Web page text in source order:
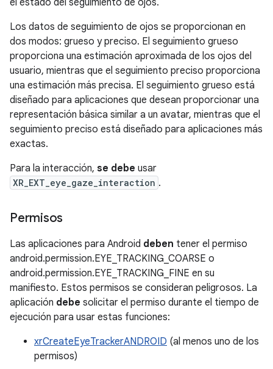
el estado del seguimiento de ojos.
Los datos de seguimiento de ojos se proporcionan en
dos modos: grueso y preciso. El seguimiento grueso
proporciona una estimación aproximada de los ojos del
usuario, mientras que el seguimiento preciso proporciona
una estimación más precisa. El seguimiento grueso está
diseñado para aplicaciones que desean proporcionar una
representación básica similar a un avatar, mientras que el
seguimiento preciso está diseñado para aplicaciones más
exactas.
Para la interacción, se debe usar
XR_EXT_eye_gaze_interaction .
Permisos
Las aplicaciones para Android deben tener el permiso
android.permission.EYE_TRACKING_COARSE o
android.permission.EYE_TRACKING_FINE en su
manifiesto. Estos permisos se consideran peligrosos. La
aplicación debe solicitar el permiso durante el tiempo de
ejecución para usar estas funciones:
xrCreateEyeTrackerANDROID (al menos uno de los
permisos)